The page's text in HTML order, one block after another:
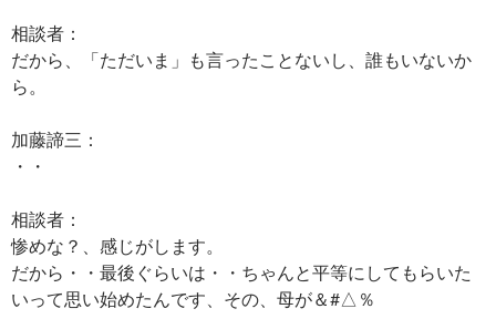
相談者：
だから、「ただいま」も言ったことないし、誰もいないか
ら。
加藤諦三：
・・
相談者：
惨めな？、感じがします。
だから・・最後ぐらいは・・ちゃんと平等にしてもらいた
いって思い始めたんです、その、母が＆#△％